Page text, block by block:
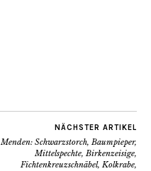
NÄCHSTER ARTIKEL
Menden: Schwarzstorch, Baumpieper,
Mittelspechte, Birkenzeisige,
Fichtenkreuzschnäbel, Kolkrabe,